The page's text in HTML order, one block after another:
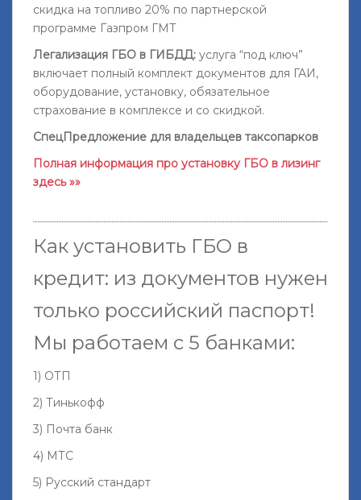
скидка на топливо 20% по партнерской
программе Газпром ГМТ
Легализация ГБО в ГИБДД: услуга “под ключ”
включает полный комплект документов для ГАИ,
оборудование, установку, обязательное
страхование в комплексе и со скидкой.
СпецПредложение для владельцев таксопарков
Полная информация про установку ГБО в лизинг
здесь »»
Как установить ГБО в
кредит: из документов нужен
только российский паспорт!
Мы работаем с 5 банками:
1) ОТП
2) Тинькофф
3) Почта банк
4) МТС
5) Русский стандарт